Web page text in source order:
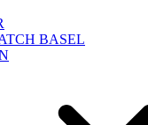
BASEL